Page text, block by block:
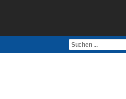
Impressum